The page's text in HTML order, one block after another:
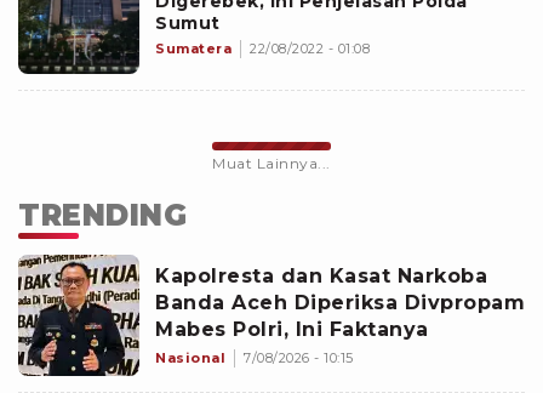
Sumut
Sumatera 22/08/2022 - 01:08
Muat Lainnya...
TRENDING
Kapolresta dan Kasat Narkoba
Banda Aceh Diperiksa Divpropam
Mabes Polri, Ini Faktanya
Nasional 7/08/2026 - 10:15